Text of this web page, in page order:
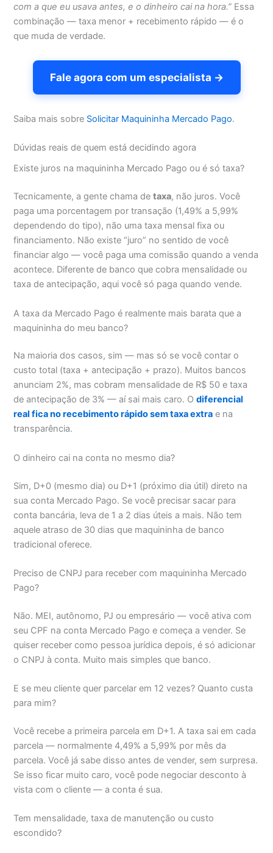
com a que eu usava antes, e o dinheiro cai na hora.” Essa
combinação — taxa menor + recebimento rápido — é o
que muda de verdade.
Fale agora com um especialista →
Saiba mais sobre Solicitar Maquininha Mercado Pago.
Dúvidas reais de quem está decidindo agora
Existe juros na maquininha Mercado Pago ou é só taxa?
Tecnicamente, a gente chama detaxa, não juros. Você
paga uma porcentagem por transação (1,49% a 5,99%
dependendo do tipo), não uma taxa mensal fixa ou
financiamento. Não existe “juro” no sentido de você
financiar algo — você paga uma comissão quando a venda
acontece. Diferente de banco que cobra mensalidade ou
taxa de antecipação, aqui você só paga quando vende.
A taxa da Mercado Pago é realmente mais barata que a
maquininha do meu banco?
Na maioria dos casos, sim — mas só se você contar o
custo total (taxa + antecipação + prazo). Muitos bancos
anunciam 2%, mas cobram mensalidade de R$ 50 e taxa
de antecipação de 3% — aí sai mais caro. Odiferencial
real fica no recebimento rápido sem taxa extra e na
transparência.
O dinheiro cai na conta no mesmo dia?
Sim, D+0 (mesmo dia) ou D+1 (próximo dia útil) direto na
sua conta Mercado Pago. Se você precisar sacar para
conta bancária, leva de 1 a 2 dias úteis a mais. Não tem
aquele atraso de 30 dias que maquininha de banco
tradicional oferece.
Preciso de CNPJ para receber com maquininha Mercado
Pago?
Não. MEI, autônomo, PJ ou empresário — você ativa com
seu CPF na conta Mercado Pago e começa a vender. Se
quiser receber como pessoa jurídica depois, é só adicionar
o CNPJ à conta. Muito mais simples que banco.
E se meu cliente quer parcelar em 12 vezes? Quanto custa
para mim?
Você recebe a primeira parcela em D+1. A taxa sai em cada
parcela — normalmente 4,49% a 5,99% por mês da
parcela. Você já sabe disso antes de vender, sem surpresa.
Se isso ficar muito caro, você pode negociar desconto à
vista com o cliente — a conta é sua.
Tem mensalidade, taxa de manutenção ou custo
escondido?